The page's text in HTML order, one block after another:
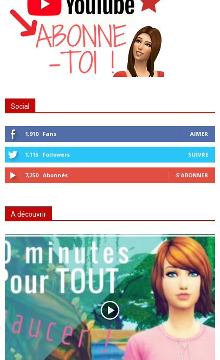
Social
1,910 Fans AIMER
1,115 Followers SUIVRE
7,250 Abonnés S'ABONNER
A découvrir